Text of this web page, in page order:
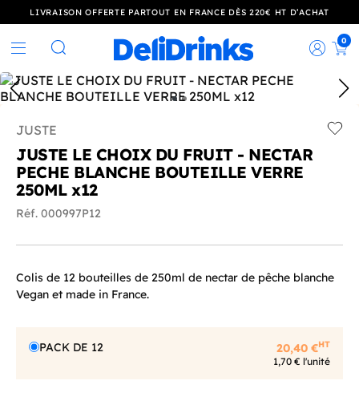
LIVRAISON OFFERTE PARTOUT EN FRANCE DÈS 220€ HT D’ACHAT
Rechercher
0
JUSTE
JUSTE LE CHOIX DU FRUIT - NECTAR
PECHE BLANCHE BOUTEILLE VERRE
250ML x12
Réf. 000997P12
Colis de 12 bouteilles de 250ml de nectar de pêche blanche
Vegan et made in France.
PACK DE 12 20,40 €HT
1,70 € l'unité